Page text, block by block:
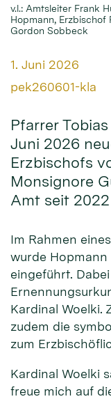
v.l.: Amtsleiter Frank
Hopmann, Erzbischof
Gordon Sobbeck
Datum:
1. Juni 2026
Von:
pek260601-kla
Pfarrer
Juni 2026
Erzbischofs
Monsignore
Amt seit
Im Rahmen
wurde
eingeführt.
Kardinal Woelki.
zudem die
zum
Kardinal Woelki
freue mich auf